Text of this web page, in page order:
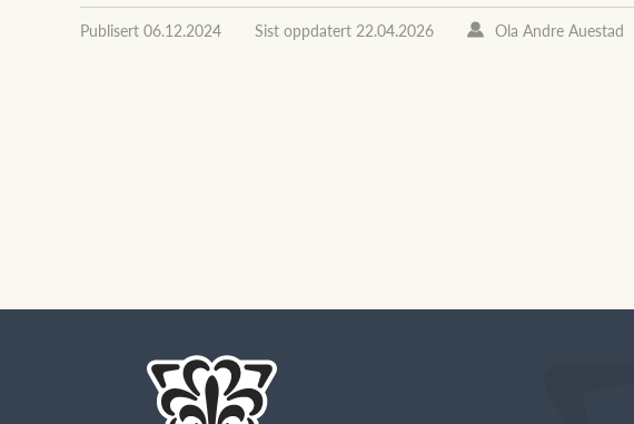
Publisert 06.12.2024 Sist oppdatert 22.04.2026 Ola Andre Auestad